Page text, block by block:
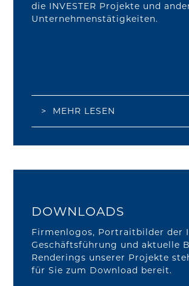
die INVESTER Projekte und
Unternehmenstätigkeiten.
> MEHR LESEN
DOWNLOADS
Firmenlogos, Portraitbilder der
Geschäftsführung und aktuelle
Renderings unserer Projekte
für Sie zum Download bereit.